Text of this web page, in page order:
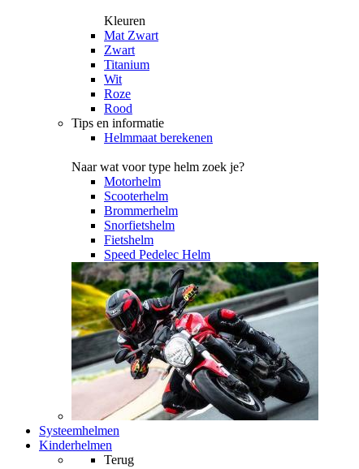
Kleuren
Mat Zwart
Zwart
Titanium
Wit
Roze
Rood
Tips en informatie
Helmmaat berekenen
Naar wat voor type helm zoek je?
Motorhelm
Scooterhelm
Brommerhelm
Snorfietshelm
Fietshelm
Speed Pedelec Helm
Systeemhelmen
Kinderhelmen
Terug